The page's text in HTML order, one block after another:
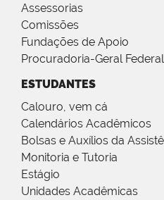
Assessorias
Comissões
Fundações de Apoio
Procuradoria-Geral
ESTUDANTES
Calouro, vem cá
Calendários Acadêmicos
Bolsas e Auxílios da
Monitoria e Tutoria
Estágio
Unidades Acadêmicas